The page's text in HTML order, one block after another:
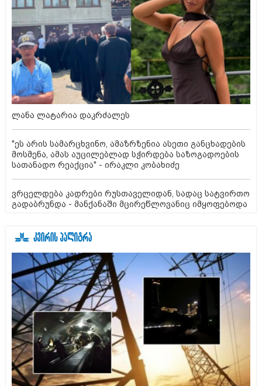
ლანა ლატარია დაკრძალეს
"ეს არის სამარცხვინო, ამაზრზენია ასეთი განცხადების
მოსმენა, ამას აუცილებლად სჭირდება საზოგადოების
სათანადო რეაქცია" - ირაკლი კობახიძე
ვრცელდება კადრები რუსთაველიდან, სადაც სატვირთო
გადაბრუნდა - მანქანაში მცირეწლოვანიც იმყოფებოდა